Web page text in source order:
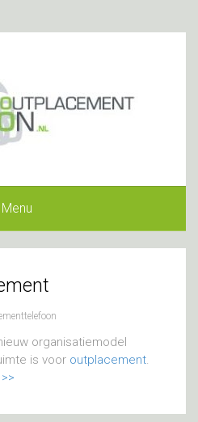
Menu
organisatiemodel
is voor outplacement.